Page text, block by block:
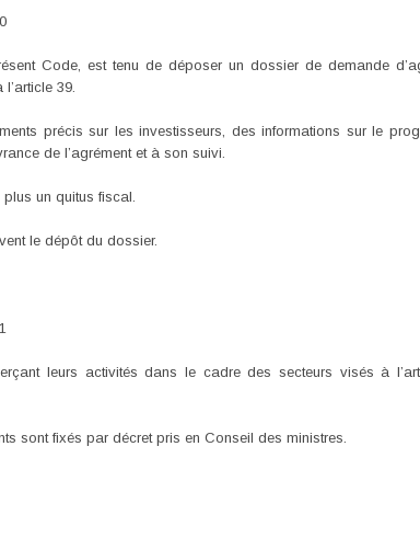
Code, est tenu de déposer un dossier de demande
39.
précis sur les investisseurs, des informations sur le
de l’agrément et à son suivi.
un quitus fiscal.
le dépôt du dossier.
leurs activités dans le cadre des secteurs visés à
sont fixés par décret pris en Conseil des ministres.